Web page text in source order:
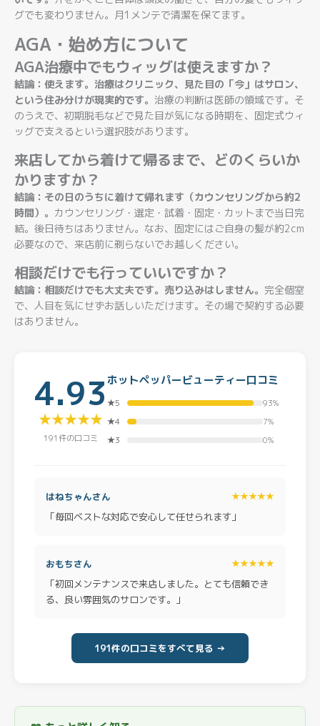
グでも変わりません。月1メンテで清潔を保てます。
AGA・始め方について
AGA治療中でもウィッグは使えますか？
結論：使えます。治療はクリニック、見た目の「今」はサロン、
という住み分けが現実的です。 治療の判断は医師の領域です。そ
のうえで、初期脱毛などで見た目が気になる時期を、固定式ウィ
ッグで支えるという選択肢があります。
来店してから着けて帰るまで、どのくらいか
かりますか？
結論：その日のうちに着けて帰れます（カウンセリングから約2
時間）。 カウンセリング・選定・試着・固定・カットまで当日完
結。後日待ちはありません。なお、固定にはご自身の髪が約2cm
必要なので、来店前に剃らないでお越しください。
相談だけでも行っていいですか？
結論：相談だけでも大丈夫です。売り込みはしません。 完全個室
で、人目を気にせずお話しいただけます。その場で契約する必要
はありません。
4.93
★★★★★
191件の口コミ
ホットペッパービューティー口コミ
★5 93%
★4 7%
★3 0%
はねちゃんさん ★★★★★
「毎回ベストな対応で安心して任せられます」
おもちさん ★★★★★
「初回メンテナンスで来店しました。とても信頼でき
る、良い雰囲気のサロンです。」
191件の口コミをすべて見る →